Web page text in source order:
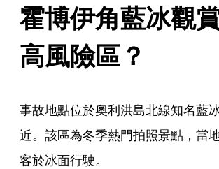
霍博伊角藍冰觀
高風險區？
事故地點位於奧利洪島北線知名藍
近。該區為冬季熱門拍照景點，當
客於冰面行駛。